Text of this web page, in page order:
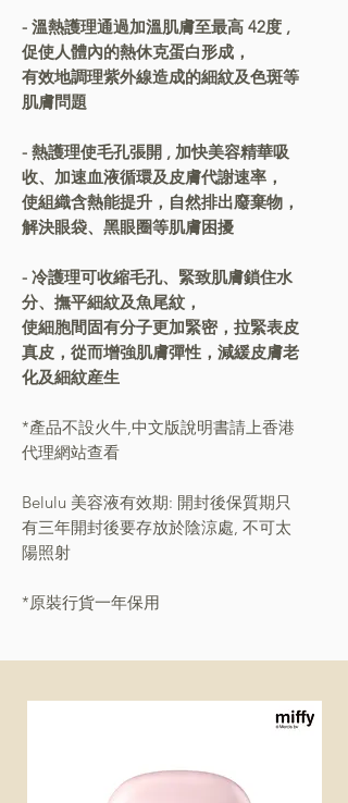
- 溫熱護理通過加溫肌膚至最高 42度 ,
促使人體內的熱休克蛋白形成，
有效地調理紫外線造成的細紋及色斑等
肌膚問題
- 熱護理使毛孔張開 , 加快美容精華吸
收、加速血液循環及皮膚代謝速率，
使組織含熱能提升，自然排出廢棄物，
解決眼袋、黑眼圈等肌膚困擾
- 冷護理可收縮毛孔、緊致肌膚鎖住水
分、撫平細紋及魚尾紋，
使細胞間固有分子更加緊密，拉緊表皮
真皮，從而增強肌膚彈性，減緩皮膚老
化及細紋産生
*產品不設火牛,中文版說明書請上香港
代理網站查看
Belulu 美容液有效期: 開封後保質期只
有三年開封後要存放於陰涼處, 不可太
陽照射
*原裝行貨一年保用